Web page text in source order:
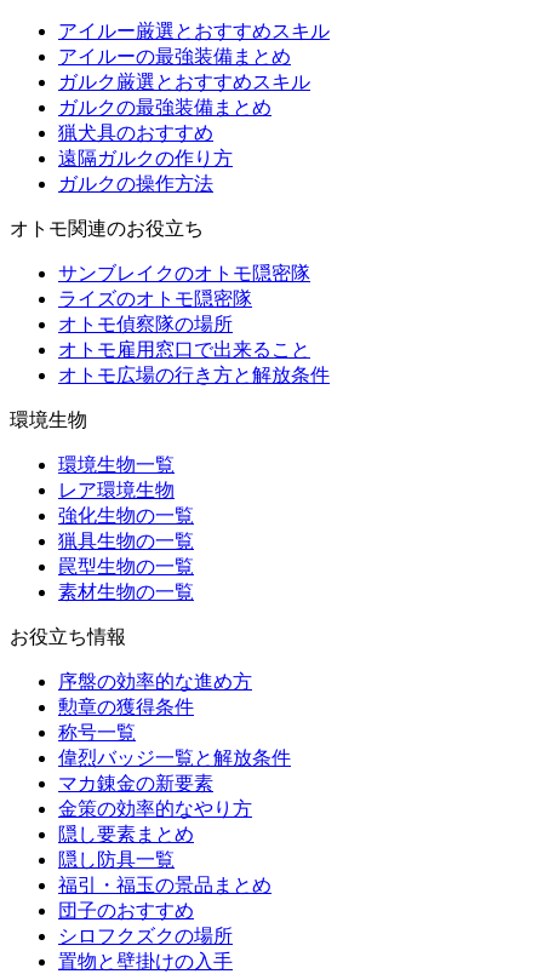
アイルー厳選とおすすめスキル
アイルーの最強装備まとめ
ガルク厳選とおすすめスキル
ガルクの最強装備まとめ
猟犬具のおすすめ
遠隔ガルクの作り方
ガルクの操作方法
オトモ関連のお役立ち
サンブレイクのオトモ隠密隊
ライズのオトモ隠密隊
オトモ偵察隊の場所
オトモ雇用窓口で出来ること
オトモ広場の行き方と解放条件
環境生物
環境生物一覧
レア環境生物
強化生物の一覧
猟具生物の一覧
罠型生物の一覧
素材生物の一覧
お役立ち情報
序盤の効率的な進め方
勲章の獲得条件
称号一覧
偉烈バッジ一覧と解放条件
マカ錬金の新要素
金策の効率的なやり方
隠し要素まとめ
隠し防具一覧
福引・福玉の景品まとめ
団子のおすすめ
シロフクズクの場所
置物と壁掛けの入手